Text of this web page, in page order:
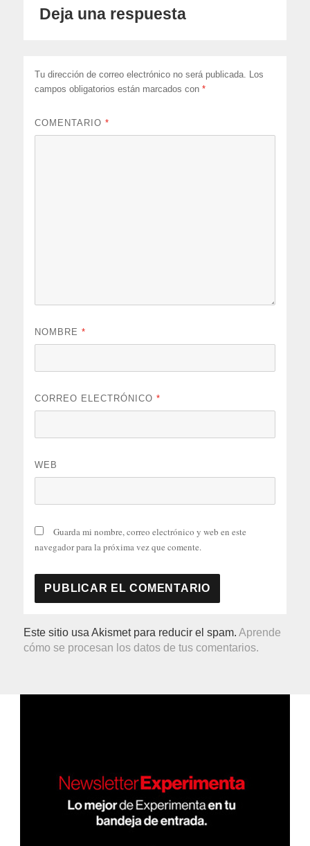
Deja una respuesta
Tu dirección de correo electrónico no será publicada.
Los
campos obligatorios están marcados con*
COMENTARIO*
NOMBRE*
CORREO ELECTRÓNICO*
WEB
Guarda mi nombre, correo electrónico y web en este
navegador para la próxima vez que comente.
Este sitio usa Akismet para reducir el spam.Aprende
cómo se procesan los datos de tus comentarios.